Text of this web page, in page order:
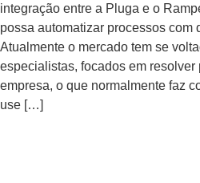
integração entre a Pluga e o
possa automatizar processos com
Atualmente o mercado tem se
especialistas, focados em
empresa, o que normalmente faz
use […]